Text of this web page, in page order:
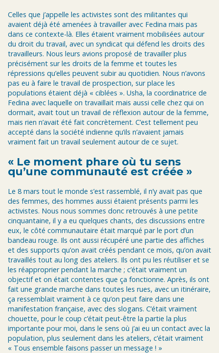
Celles que j’appelle les activistes sont des militantes qui
avaient déjà été amenées à travailler avec Fedina mais pas
dans ce contexte-là. Elles étaient vraiment mobilisées autour
du droit du travail, avec un syndicat qui défend les droits des
travailleurs. Nous leurs avions proposé de travailler plus
précisément sur les droits de la femme et toutes les
répressions qu’elles peuvent subir au quotidien. Nous n’avons
pas eu à faire le travail de prospection, sur place les
populations étaient déjà « ciblées ». Usha, la coordinatrice de
Fedina avec laquelle on travaillait mais aussi celle chez qui on
dormait, avait tout un travail de réflexion autour de la femme,
mais rien n’avait été fait concrètement. C’est tellement peu
accepté dans la société indienne qu’ils n’avaient jamais
vraiment fait un travail seulement autour de ce sujet.
« Le moment phare où tu sens
qu’une communauté est créée »
Le 8 mars tout le monde s’est rassemblé, il n’y avait pas que
des femmes, des hommes aussi étaient présents parmi les
activistes. Nous nous sommes donc retrouvés à une petite
cinquantaine, il y a eu quelques chants, des discussions entre
eux, le côté communautaire était marqué par le port d’un
bandeau rouge. Ils ont aussi récupéré une partie des affiches
et des supports qu’on avait créés pendant ce mois, qu’on avait
travaillés tout au long des ateliers. Ils ont pu les réutiliser et se
les réapproprier pendant la marche ; c’était vraiment un
objectif et on était contentes que ça fonctionne. Après, ils ont
fait une grande marche dans toutes les rues, avec un itinéraire,
ça ressemblait vraiment à ce qu’on peut faire dans une
manifestation française, avec des slogans. C’était vraiment
chouette, pour le coup c’était peut-être la partie la plus
importante pour moi, dans le sens où j’ai eu un contact avec la
population, plus seulement dans les ateliers, c’était vraiment
« Tous ensemble faisons passer un message ! »